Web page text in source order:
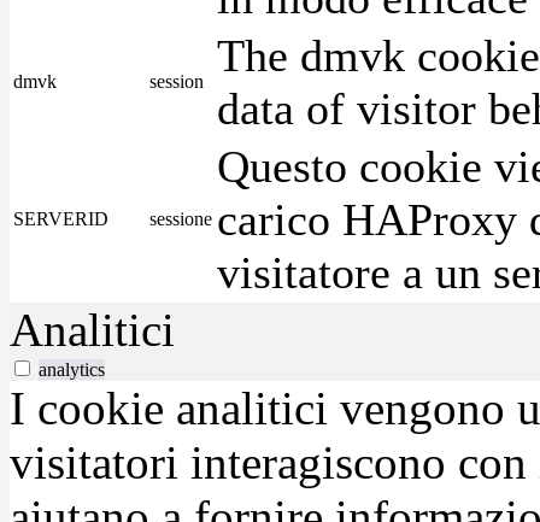
dmvk session
The dmvk
data of visitor
SERVERID sessione
Questo cookie
carico HAProxy
visitatore a un
Analitici
analytics
I cookie analitici vengono
visitatori interagiscono